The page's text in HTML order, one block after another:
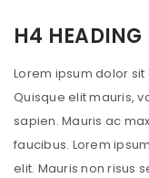
H4 HEADING
Lorem ipsum dolor
Quisque elit mauris,
sapien. Mauris ac
faucibus. Lorem
elit. Mauris non risus